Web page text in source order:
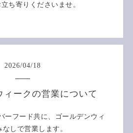
ち寄りくださいませ。
2026/04/18
ィークの営業について
ーフード共に、ゴールデンウィ
しで営業します。